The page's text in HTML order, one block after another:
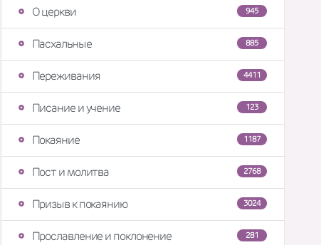
945
О церкви
885
Пасхальные
4411
Переживания
123
Писание и учение
1187
Покаяние
2768
Пост и молитва
3024
Призыв к покаянию
281
Прославление и поклонение